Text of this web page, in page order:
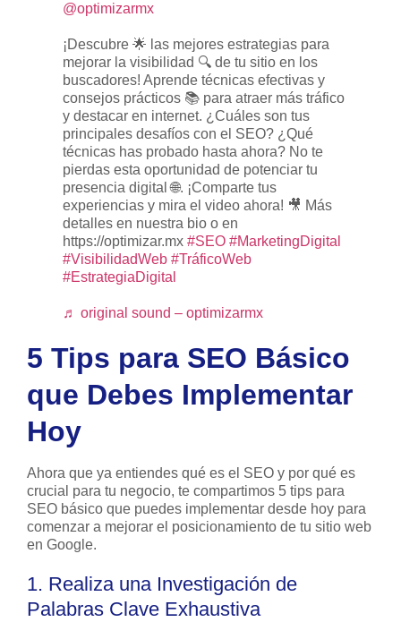
@optimizarmx
¡Descubre 🌟 las mejores estrategias para
mejorar la visibilidad 🔍 de tu sitio en los
buscadores! Aprende técnicas efectivas y
consejos prácticos 📚 para atraer más tráfico
y destacar en internet. ¿Cuáles son tus
principales desafíos con el SEO? ¿Qué
técnicas has probado hasta ahora? No te
pierdas esta oportunidad de potenciar tu
presencia digital 🌐. ¡Comparte tus
experiencias y mira el video ahora! 🎥 Más
detalles en nuestra bio o en
https://optimizar.mx #SEO #MarketingDigital
#VisibilidadWeb #TráficoWeb
#EstrategiaDigital
♬ original sound – optimizarmx
5 Tips para SEO Básico
que Debes Implementar
Hoy
Ahora que ya entiendes qué es el SEO y por qué es
crucial para tu negocio, te compartimos 5 tips para
SEO básico que puedes implementar desde hoy para
comenzar a mejorar el posicionamiento de tu sitio web
en Google.
1. Realiza una Investigación de
Palabras Clave Exhaustiva